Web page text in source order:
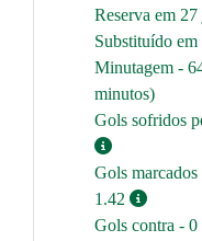
Reserva em
Substituído
Minutagem -
minutos)
Gols sofridos
Gols
1.42
Gols contra - 0